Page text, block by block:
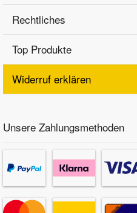
Rechtliches
Top Produkte
Widerruf erklären
Unsere Zahlungsmethoden